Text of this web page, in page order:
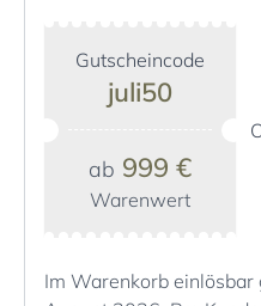
Gutscheincode
juli50
ab 999 €
Warenwert
Im Warenkorb